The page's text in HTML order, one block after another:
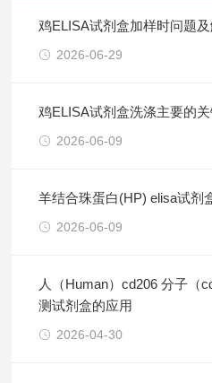
鸡ELISA试剂盒加样时问题
2026-06-29
鸡ELISA试剂盒洗涤主要的
2026-06-09
羊结合珠蛋白(HP) elisa试剂
2026-06-09
人（Human）cd206 分子（
测试剂盒的应用
2026-04-30